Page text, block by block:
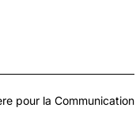
pour la Communication